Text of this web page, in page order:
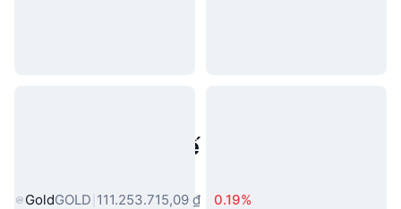
Tài sản trong thế giới thực phổ
GoldGOLD 111.253.715,09 ₫ 0.19%